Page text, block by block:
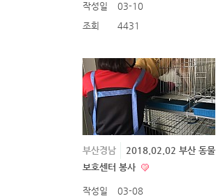
작성일
03-10
조회
4431
부산경남
2018.02.02 부산 동물
보호센터 봉사
작성일 03-08